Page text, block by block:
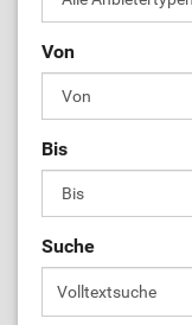
Von
Bis
Suche